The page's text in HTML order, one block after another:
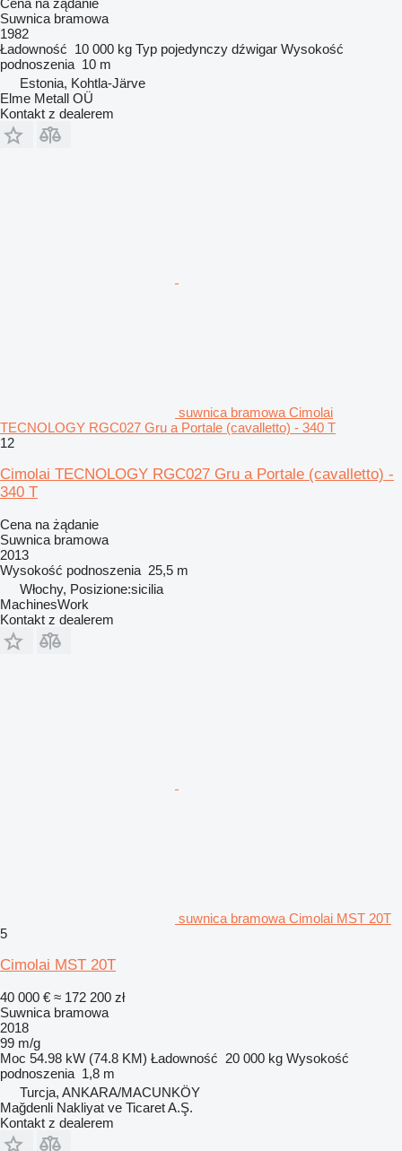
Cena na żądanie
Suwnica bramowa
1982
Ładowność 10 000 kg Typ pojedynczy dźwigar Wysokość
podnoszenia 10 m
Estonia, Kohtla-Järve
Elme Metall OÜ
Kontakt z dealerem
suwnica bramowa Cimolai
TECNOLOGY RGC027 Gru a Portale (cavalletto) - 340 T
12
Cimolai TECNOLOGY RGC027 Gru a Portale (cavalletto) -
340 T
Cena na żądanie
Suwnica bramowa
2013
Wysokość podnoszenia 25,5 m
Włochy, Posizione:sicilia
MachinesWork
Kontakt z dealerem
suwnica bramowa Cimolai MST 20T
5
Cimolai MST 20T
40 000 € ≈ 172 200 zł
Suwnica bramowa
2018
99 m/g
Moc 54.98 kW (74.8 KM) Ładowność 20 000 kg Wysokość
podnoszenia 1,8 m
Turcja, ANKARA/MACUNKÖY
Mağdenli Nakliyat ve Ticaret A.Ş.
Kontakt z dealerem